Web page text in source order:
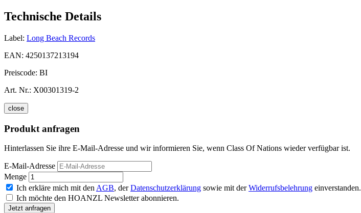
Technische Details
Label: Long Beach Records
EAN: 4250137213194
Preiscode: BI
Art. Nr.: X00301319-2
close
Produkt anfragen
Hinterlassen Sie ihre E-Mail-Adresse und wir informieren Sie, wenn Class Of Nations wieder verfügbar ist.
E-Mail-Adresse
Menge
Ich erkläre mich mit den AGB, derDatenschutzerklärung sowie mit derWiderrufsbelehrung einverstanden.
Ich möchte den HOANZL Newsletter abonnieren.